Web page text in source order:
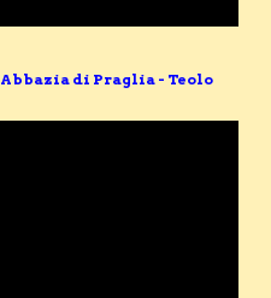
Abbazia di Praglia - Teolo